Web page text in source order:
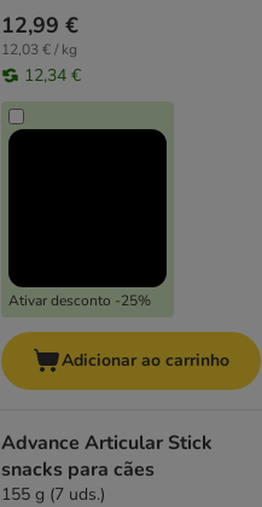
12,99 €
12,03 € / kg
12,34 €
Ativar desconto -25%
Adicionar ao carrinho
Advance Articular Stick
snacks para cães
155 g (7 uds.)